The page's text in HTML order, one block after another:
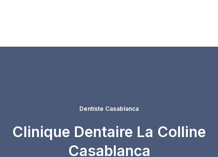
Dentiste Casablanca
Clinique Dentaire La Colline
Casablanca